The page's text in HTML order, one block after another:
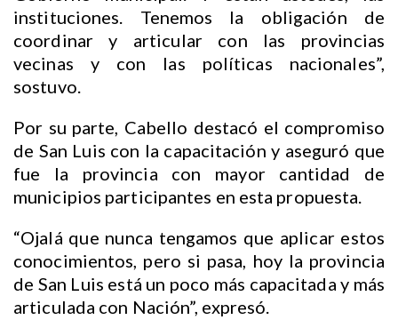
instituciones. Tenemos la obligación de
coordinar y articular con las provincias
vecinas y con las políticas nacionales”,
sostuvo.
Por su parte, Cabello destacó el compromiso
de San Luis con la capacitación y aseguró que
fue la provincia con mayor cantidad de
municipios participantes en esta propuesta.
“Ojalá que nunca tengamos que aplicar estos
conocimientos, pero si pasa, hoy la provincia
de San Luis está un poco más capacitada y más
articulada con Nación”, expresó.